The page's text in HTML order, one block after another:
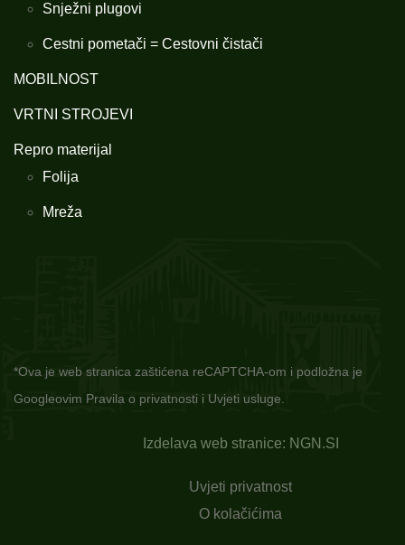
Snježni plugovi
Cestni pometači = Cestovni čistači
MOBILNOST
VRTNI STROJEVI
Repro materijal
Folija
Mreža
*Ova je web stranica zaštićena reCAPTCHA-om i podložna je
Googleovim Pravila o privatnosti i Uvjeti usluge.
Izdelava web stranice: NGN.SI
Uvjeti privatnost
O kolačićima